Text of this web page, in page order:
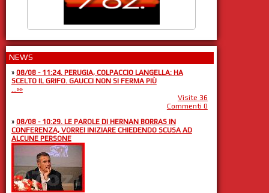
NEWS
» 08/08 - 11:24. PERUGIA, COLPACCIO LANGELLA: HA
SCELTO IL GRIFO. GAUCCI NON SI FERMA PIÙ
...»»
Visite 36
Commenti 0
» 08/08 - 10:29. LE PAROLE DI HERNAN BORRAS IN
CONFERENZA, VORREI INIZIARE CHIEDENDO SCUSA AD
ALCUNE PERSONE